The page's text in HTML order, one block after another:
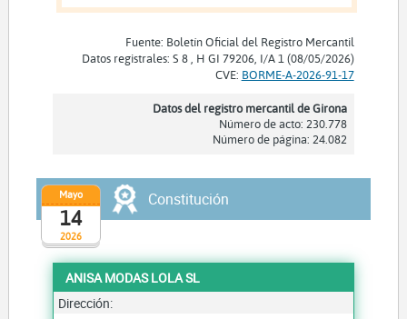
Fuente: Boletín Oficial del Registro Mercantil
Datos registrales: S 8 , H GI 79206, I/A 1 (08/05/2026)
CVE: BORME-A-2026-91-17
Datos del registro mercantil de Girona
Número de acto: 230.778
Número de página: 24.082
2026
Mayo
14
Constitución
ANISA MODAS LOLA SL
Dirección: